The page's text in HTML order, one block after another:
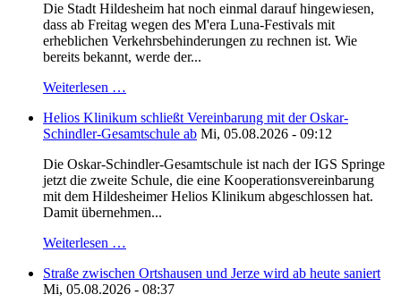
Die Stadt Hildesheim hat noch einmal darauf hingewiesen,
dass ab Freitag wegen des M'era Luna-Festivals mit
erheblichen Verkehrsbehinderungen zu rechnen ist. Wie
bereits bekannt, werde der...
Weiterlesen …
Helios Klinikum schließt Vereinbarung mit der Oskar-
Schindler-Gesamtschule ab Mi, 05.08.2026 - 09:12
Die Oskar-Schindler-Gesamtschule ist nach der IGS Springe
jetzt die zweite Schule, die eine Kooperationsvereinbarung
mit dem Hildesheimer Helios Klinikum abgeschlossen hat.
Damit übernehmen...
Weiterlesen …
Straße zwischen Ortshausen und Jerze wird ab heute saniert
Mi, 05.08.2026 - 08:37